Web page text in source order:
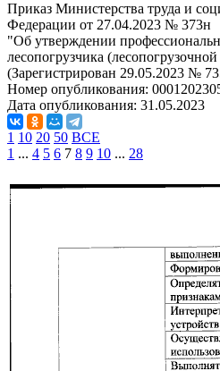
Приказ Министерства труда и
Федерации от 27.04.2023 № 373н
"Об утверждении
лесопогрузчика
(Зарегистрирован 29.05.2023 №
Номер опубликования:
Дата опубликования: 31.05.2023
1 10 20 50 ВСЕ
1 ... 4 5 6 7 8 9 10 ... 28